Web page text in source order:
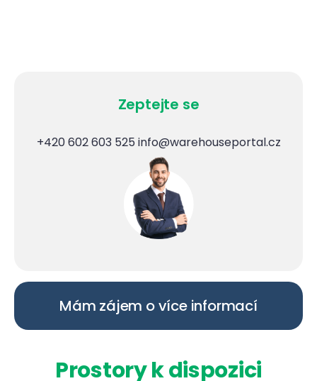
Zeptejte se
+420 602 603 525 info@warehouseportal.cz
Mám zájem o více informací
Prostory k dispozici